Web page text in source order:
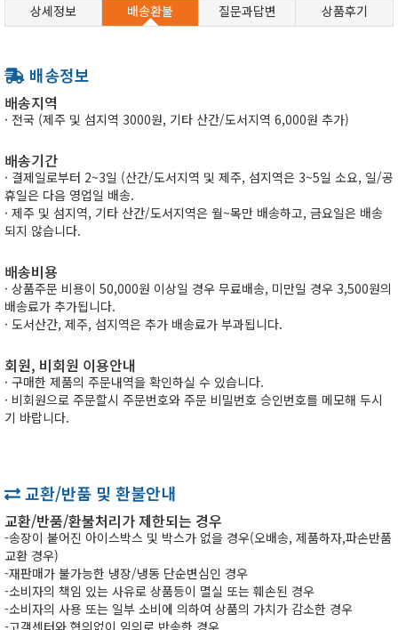
상세정보 배송환불 질문과답변 상품후기
배송정보
배송지역
· 전국 (제주 및 섬지역 3000원, 기타 산간/도서지역 6,000원 추가)
배송기간
· 결제일로부터 2~3일 (산간/도서지역 및 제주, 섬지역은 3~5일 소요, 일/공
휴일은 다음 영업일 배송.
· 제주 및 섬지역, 기타 산간/도서지역은 월~목만 배송하고, 금요일은 배송
되지 않습니다.
배송비용
· 상품주문 비용이 50,000원 이상일 경우 무료배송, 미만일 경우 3,500원의
배송료가 추가됩니다.
· 도서산간, 제주, 섬지역은 추가 배송료가 부과됩니다.
회원, 비회원 이용안내
· 구매한 제품의 주문내역을 확인하실 수 있습니다.
· 비회원으로 주문할시 주문번호와 주문 비밀번호 승인번호를 메모해 두시
기 바랍니다.
교환/반품 및 환불안내
교환/반품/환불처리가 제한되는 경우
-송장이 붙어진 아이스박스 및 박스가 없을 경우(오배송, 제품하자,파손반품
교환 경우)
-재판매가 불가능한 냉장/냉동 단순변심인 경우
-소비자의 책임 있는 사유로 상품등이 멸실 또는 훼손된 경우
-소비자의 사용 또는 일부 소비에 의하여 상품의 가치가 감소한 경우